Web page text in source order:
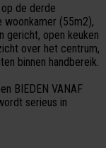
de derde
woonkamer (55m2),
gericht, open keuken
over het centrum,
binnen handbereik.
BIEDEN VANAF
serieus in